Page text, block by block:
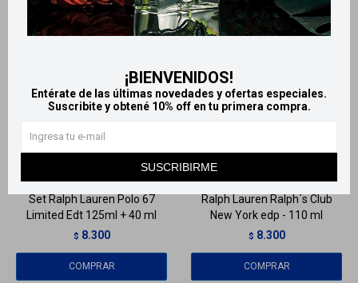
¡BIENVENIDOS!
Entérate de las últimas novedades y ofertas especiales.
Suscribite y obtené 10% off en tu primera compra.
SUSCRIBIRME
LlegaMAÑANA
Set Ralph Lauren Polo 67
Limited Edt 125ml + 40 ml
$ 8.300
Ralph Lauren Ralph´s Club
New York edp - 110 ml
$ 8.300